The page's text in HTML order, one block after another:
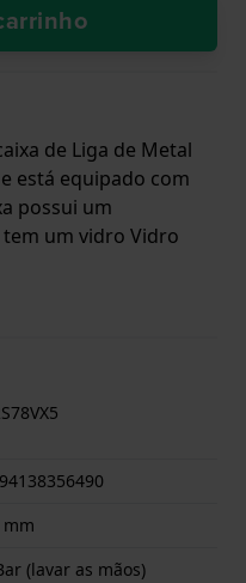
de Liga de Metal
está equipado com
possui um
um vidro Vidro
mm
(lavar as mãos)